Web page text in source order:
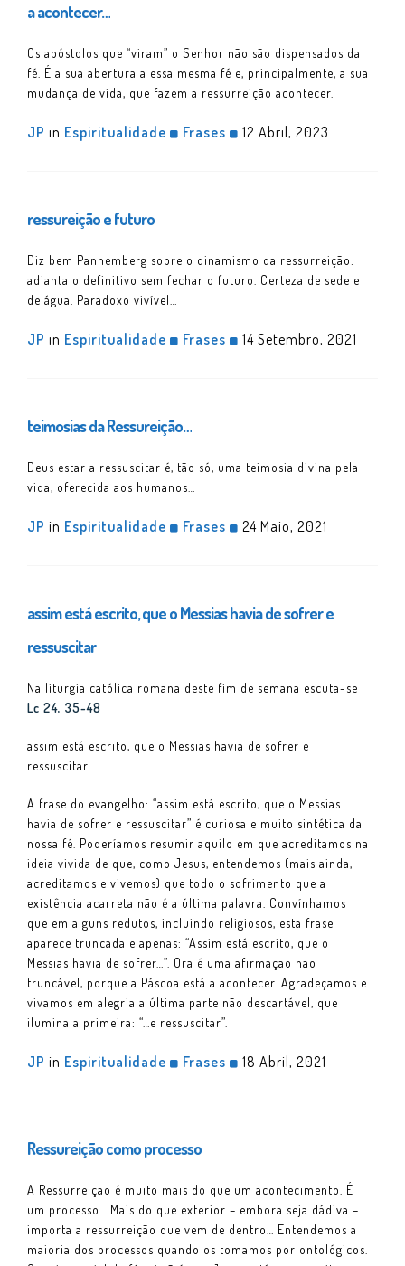
a acontecer…
Os apóstolos que “viram” o Senhor não são dispensados da
fé. É a sua abertura a essa mesma fé e, principalmente, a sua
mudança de vida, que fazem a ressurreição acontecer.
JP in Espiritualidade Frases 12 Abril, 2023
ressureição e futuro
Diz bem Pannemberg sobre o dinamismo da ressurreição:
adianta o definitivo sem fechar o futuro. Certeza de sede e
de água. Paradoxo vivível…
JP in Espiritualidade Frases 14 Setembro, 2021
teimosias da Ressureição…
Deus estar a ressuscitar é, tão só, uma teimosia divina pela
vida, oferecida aos humanos…
JP in Espiritualidade Frases 24 Maio, 2021
assim está escrito, que o Messias havia de sofrer e
ressuscitar
Na liturgia católica romana deste fim de semana escuta-se
Lc 24, 35-48
assim está escrito, que o Messias havia de sofrer e
ressuscitar
A frase do evangelho: “assim está escrito, que o Messias
havia de sofrer e ressuscitar” é curiosa e muito sintética da
nossa fé. Poderíamos resumir aquilo em que acreditamos na
ideia vivida de que, como Jesus, entendemos (mais ainda,
acreditamos e vivemos) que todo o sofrimento que a
existência acarreta não é a última palavra. Convínhamos
que em alguns redutos, incluindo religiosos, esta frase
aparece truncada e apenas: “Assim está escrito, que o
Messias havia de sofrer…”. Ora é uma afirmação não
truncável, porque a Páscoa está a acontecer. Agradeçamos e
vivamos em alegria a última parte não descartável, que
ilumina a primeira: “…e ressuscitar”.
JP in Espiritualidade Frases 18 Abril, 2021
Ressureição como processo
A Ressurreição é muito mais do que um acontecimento. É
um processo… Mais do que exterior – embora seja dádiva –
importa a ressurreição que vem de dentro… Entendemos a
maioria dos processos quando os tomamos por ontológicos.